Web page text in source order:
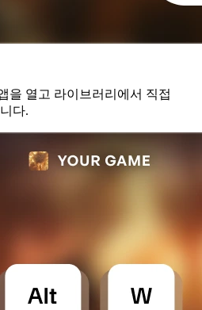
을 열고 라이브러리에서 직접
다.